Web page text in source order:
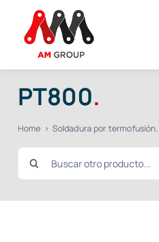
contenido
PT800.
Home Soldadura por termofusión
Buscar: